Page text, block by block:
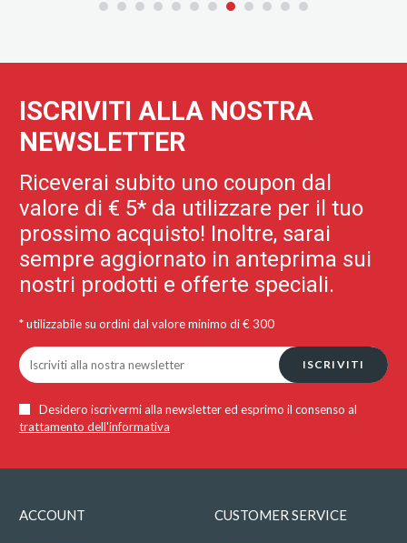
ISCRIVITI ALLA NOSTRA
NEWSLETTER
Riceverai subito uno coupon dal
valore di € 5* da utilizzare per il tuo
prossimo acquisto! Inoltre, sarai
sempre aggiornato in anteprima sui
nostri prodotti e offerte speciali.
* utilizzabile su ordini dal valore minimo di € 300
ISCRIVITI
Desidero iscrivermi alla newsletter ed esprimo il consenso al
trattamento dell'informativa
ACCOUNT CUSTOMER SERVICE